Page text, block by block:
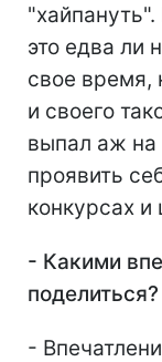
это едва ли
свое время,
и своего
выпал аж на
проявить
конкурсах и
- Какими
-